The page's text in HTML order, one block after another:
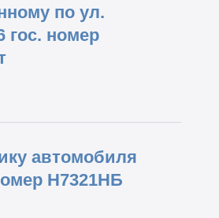
по ул.
гос. номер
автомобиля
Н7321НБ